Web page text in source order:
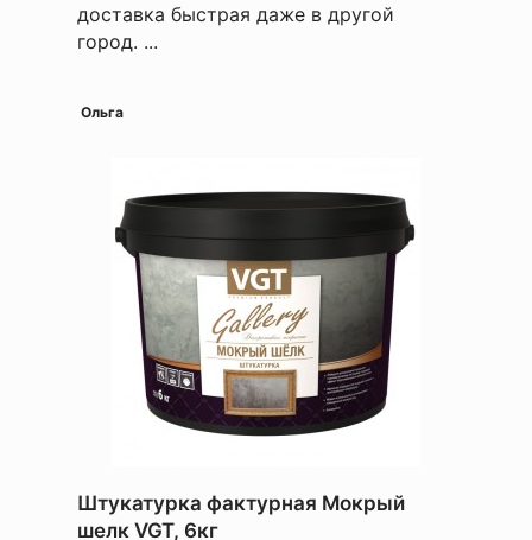
доставка быстрая даже в другой
город. ...
Ольга
Штукатурка фактурная Мокрый
шелк VGT, 6кг